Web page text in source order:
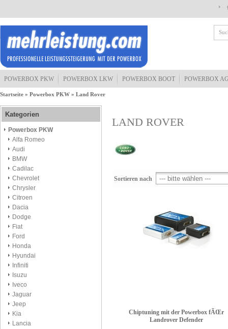
POWERBOX PKW POWERBOX LKW POWERBOX BOOT POWERBOX
Startseite » Powerbox PKW » Land Rover
LAND ROVER
Sortieren nach
Chiptuning mit der Powerbox fÃŒr
Landrover Defender
Kategorien
Powerbox PKW
Alfa Romeo
Audi
BMW
Cadilac
Chevrolet
Chrysler
Citroen
Dacia
Dodge
Fiat
Ford
Honda
Hyundai
Infiniti
Isuzu
Iveco
Jaguar
Jeep
Kia
Lancia